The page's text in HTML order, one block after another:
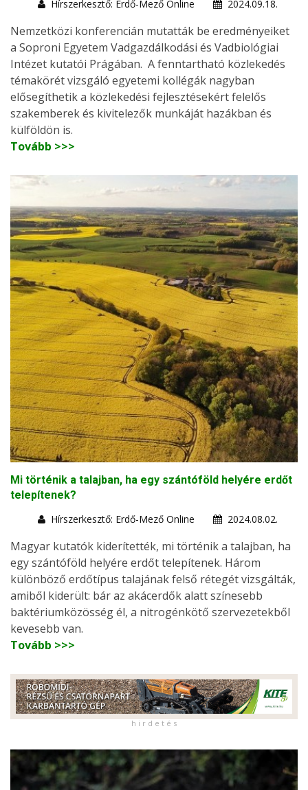
Hírszerkesztő: Erdő-Mező Online
2024.09.18.
Nemzetközi konferencián mutatták be eredményeiket
a Soproni Egyetem Vadgazdálkodási és Vadbiológiai
Intézet kutatói Prágában. A fenntartható közlekedés
témakörét vizsgáló egyetemi kollégák nagyban
elősegíthetik a közlekedési fejlesztésekért felelős
szakemberek és kivitelezők munkáját hazákban és
külföldön is.
Tovább >>>
Mi történik a talajban, ha egy szántóföld helyére erdőt
telepítenek?
Hírszerkesztő: Erdő-Mező Online
2024.08.02.
Magyar kutatók kiderítették, mi történik a talajban, ha
egy szántóföld helyére erdőt telepítenek. Három
különböző erdőtípus talajának felső rétegét vizsgálták,
amiből kiderült: bár az akácerdők alatt színesebb
baktériumközösség él, a nitrogénkötő szervezetekből
kevesebb van.
Tovább >>>
h i r d e t é s